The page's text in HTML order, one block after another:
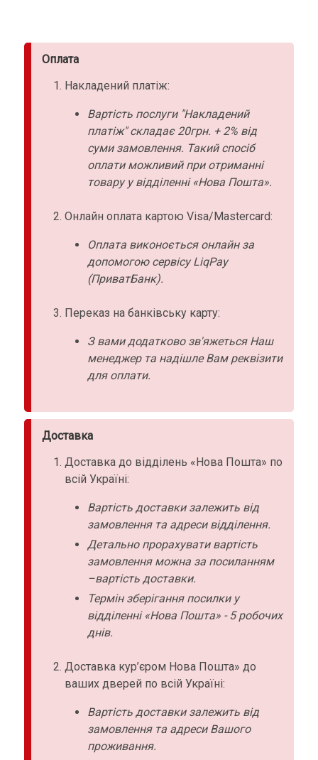
Оплата
Накладений платіж:
Вартість послуги "Накладений
платіж" складає 20грн. + 2% від
суми замовлення. Такий спосіб
оплати можливий при отриманні
товару у відділенні «Нова Пошта».
Онлайн оплата картою Visa/Mastercard:
Оплата виконоється онлайн за
допомогою сервісу LiqPay
(ПриватБанк).
Переказ на банківську карту:
З вами додатково зв'яжеться Наш
менеджер та надішле Вам реквізити
для оплати.
Доставка
Доставка до відділень «Нова Пошта» по
всій Україні:
Вартість доставки залежить від
замовлення та адреси відділення.
Детально прорахувати вартість
замовлення можна за посиланням
–вартість доставки.
Термін зберігання посилки у
відділенні «Нова Пошта» - 5 робочих
днів.
Доставка кур’єром Нова Пошта» до
ваших дверей по всій Україні:
Вартість доставки залежить від
замовлення та адреси Вашого
проживання.